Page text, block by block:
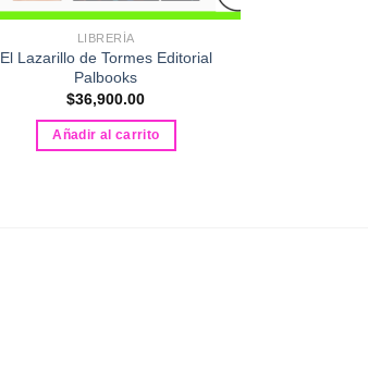
LIBRERÍA
El Lazarillo de Tormes Editorial
Palbooks
$36,900.00
Añadir al carrito